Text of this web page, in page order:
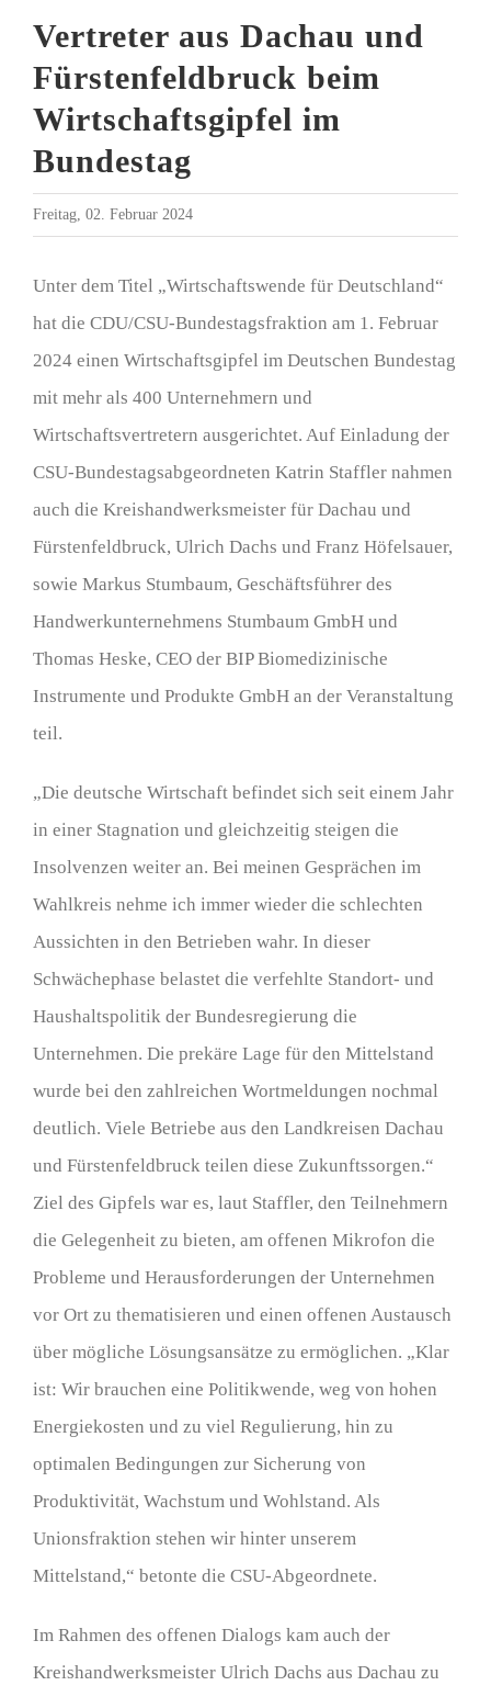
Vertreter aus Dachau und
Fürstenfeldbruck beim
Wirtschaftsgipfel im
Bundestag
Freitag, 02. Februar 2024
Unter dem Titel „Wirtschaftswende für Deutschland“
hat die CDU/CSU-Bundestagsfraktion am 1. Februar
2024 einen Wirtschaftsgipfel im Deutschen Bundestag
mit mehr als 400 Unternehmern und
Wirtschaftsvertretern ausgerichtet. Auf Einladung der
CSU-Bundestagsabgeordneten Katrin Staffler nahmen
auch die Kreishandwerksmeister für Dachau und
Fürstenfeldbruck, Ulrich Dachs und Franz Höfelsauer,
sowie Markus Stumbaum, Geschäftsführer des
Handwerkunternehmens Stumbaum GmbH und
Thomas Heske, CEO der BIP Biomedizinische
Instrumente und Produkte GmbH an der Veranstaltung
teil.
„Die deutsche Wirtschaft befindet sich seit einem Jahr
in einer Stagnation und gleichzeitig steigen die
Insolvenzen weiter an. Bei meinen Gesprächen im
Wahlkreis nehme ich immer wieder die schlechten
Aussichten in den Betrieben wahr. In dieser
Schwächephase belastet die verfehlte Standort- und
Haushaltspolitik der Bundesregierung die
Unternehmen. Die prekäre Lage für den Mittelstand
wurde bei den zahlreichen Wortmeldungen nochmal
deutlich. Viele Betriebe aus den Landkreisen Dachau
und Fürstenfeldbruck teilen diese Zukunftssorgen.“
Ziel des Gipfels war es, laut Staffler, den Teilnehmern
die Gelegenheit zu bieten, am offenen Mikrofon die
Probleme und Herausforderungen der Unternehmen
vor Ort zu thematisieren und einen offenen Austausch
über mögliche Lösungsansätze zu ermöglichen. „Klar
ist: Wir brauchen eine Politikwende, weg von hohen
Energiekosten und zu viel Regulierung, hin zu
optimalen Bedingungen zur Sicherung von
Produktivität, Wachstum und Wohlstand. Als
Unionsfraktion stehen wir hinter unserem
Mittelstand,“ betonte die CSU-Abgeordnete.
Im Rahmen des offenen Dialogs kam auch der
Kreishandwerksmeister Ulrich Dachs aus Dachau zu